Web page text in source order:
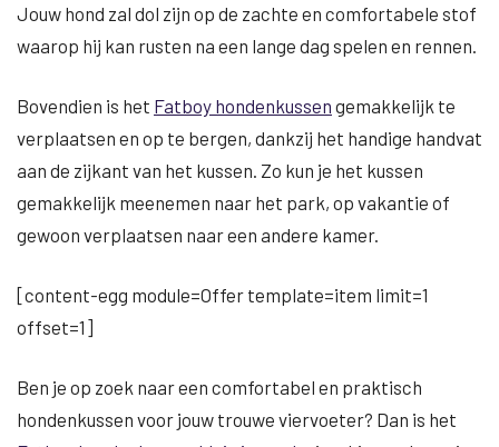
Jouw hond zal dol zijn op de zachte en comfortabele stof
waarop hij kan rusten na een lange dag spelen en rennen.
Bovendien is het Fatboy hondenkussen gemakkelijk te
verplaatsen en op te bergen, dankzij het handige handvat
aan de zijkant van het kussen. Zo kun je het kussen
gemakkelijk meenemen naar het park, op vakantie of
gewoon verplaatsen naar een andere kamer.
[content-egg module=Offer template=item limit=1
offset=1]
Ben je op zoek naar een comfortabel en praktisch
hondenkussen voor jouw trouwe viervoeter? Dan is het